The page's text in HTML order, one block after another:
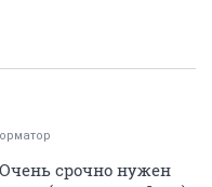
срочно нужен